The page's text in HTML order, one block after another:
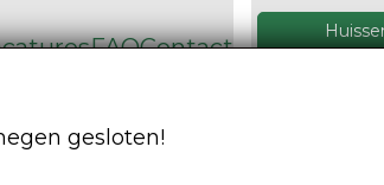
FAQContact
Grondstoffen
gesloten!